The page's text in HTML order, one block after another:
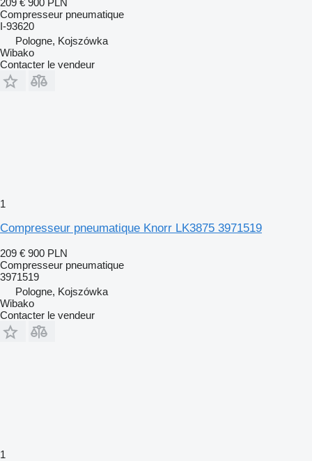
Compresseur pneumatique
I-93620
Pologne, Kojszówka
Wibako
Contacter le vendeur
1
Compresseur pneumatique Knorr LK3875 3971519
209 € 900 PLN
Compresseur pneumatique
3971519
Pologne, Kojszówka
Wibako
Contacter le vendeur
1